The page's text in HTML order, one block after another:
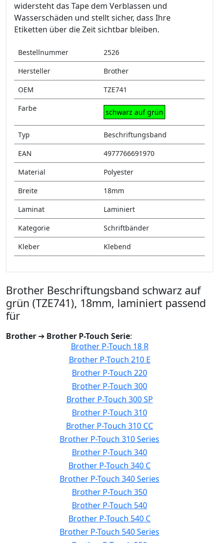
widersteht das Tape dem Verblassen und
Wasserschäden und stellt sicher, dass Ihre
Etiketten über die Zeit sichtbar bleiben.
Bestellnummer
2526
Hersteller
Brother
OEM
TZE741
Farbe
schwarz auf grün
Typ
Beschriftungsband
EAN
4977766691970
Material
Polyester
Breite
18mm
Laminat
Laminiert
Kategorie
Schriftbänder
Kleber
Klebend
Brother Beschriftungsband schwarz auf
grün (TZE741), 18mm, laminiert passend
für
Brother ➔ Brother P-Touch Serie:
Brother P-Touch 18 R
Brother P-Touch 210 E
Brother P-Touch 220
Brother P-Touch 300
Brother P-Touch 300 SP
Brother P-Touch 310
Brother P-Touch 310 CC
Brother P-Touch 310 Series
Brother P-Touch 340
Brother P-Touch 340 C
Brother P-Touch 340 Series
Brother P-Touch 350
Brother P-Touch 540
Brother P-Touch 540 C
Brother P-Touch 540 Series